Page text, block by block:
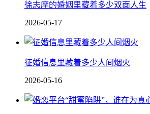
徐志摩的婚姻里藏着多少双面人生
2026-05-17
征婚信息里藏着多少人间烟火
2026-05-16